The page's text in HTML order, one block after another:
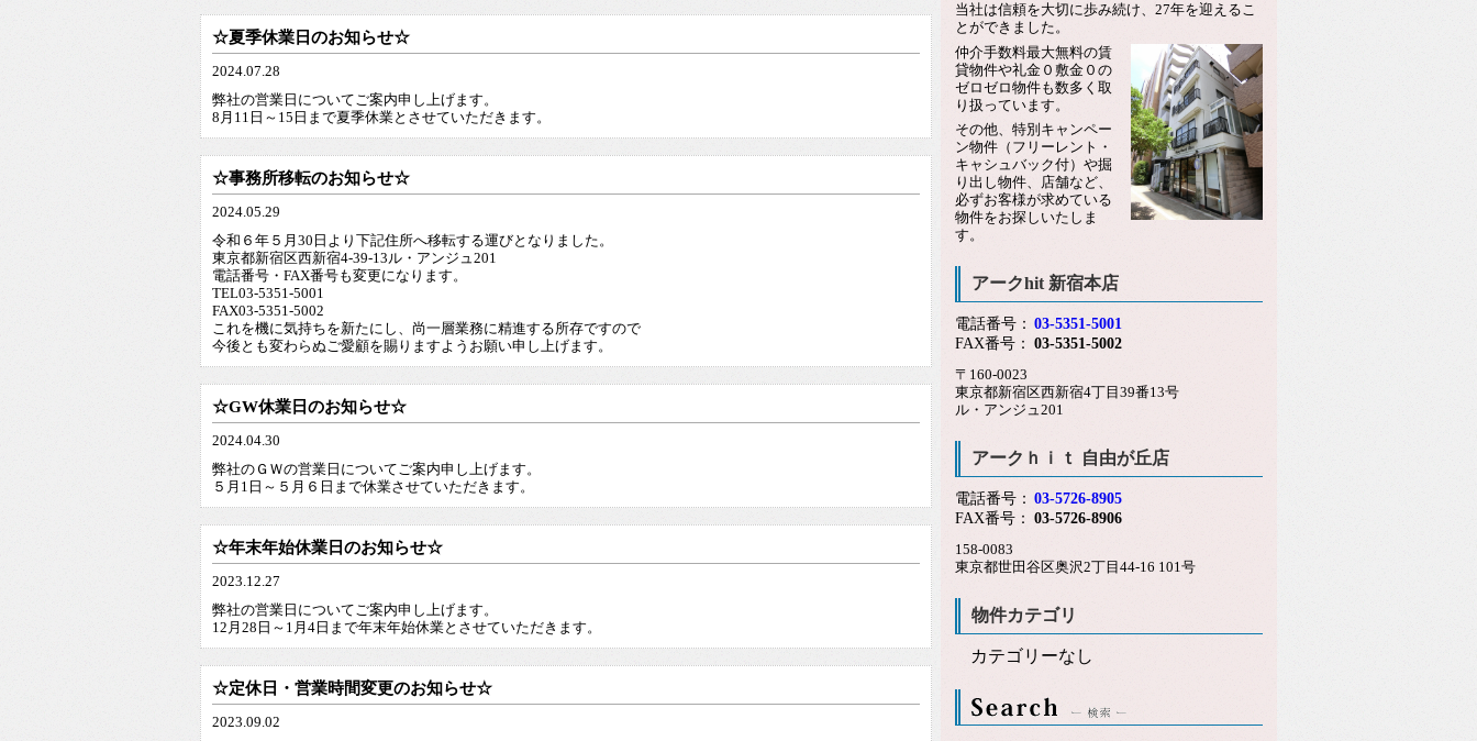
☆夏季休業日のお知らせ☆
2024.07.28
弊社の営業日についてご案内申し上げます。
8月11日～15日まで夏季休業とさせていただきます。
☆事務所移転のお知らせ☆
2024.05.29
令和６年５月30日より下記住所へ移転する運びとなりました。
東京都新宿区西新宿4-39-13ル・アンジュ201
電話番号・FAX番号も変更になります。
TEL03-5351-5001
FAX03-5351-5002
これを機に気持ちを新たにし、尚一層業務に精進する所存ですので
今後とも変わらぬご愛顧を賜りますようお願い申し上げます。
☆GW休業日のお知らせ☆
2024.04.30
弊社のＧＷの営業日についてご案内申し上げます。
５月1日～５月６日まで休業させていただきます。
☆年末年始休業日のお知らせ☆
2023.12.27
弊社の営業日についてご案内申し上げます。
12月28日～1月4日まで年末年始休業とさせていただきます。
☆定休日・営業時間変更のお知らせ☆
2023.09.02
当社は信頼を大切に歩み続け、27年を迎えるこ
とができました。
仲介手数料最大無料の賃
貸物件や礼金０敷金０の
ゼロゼロ物件も数多く取
り扱っています。
その他、特別キャンペー
ン物件（フリーレント・
キャシュバック付）や掘
り出し物件、店舗など、
必ずお客様が求めている
物件をお探しいたしま
す。
アークhit 新宿本店
電話番号： 03-5351-5001
FAX番号： 03-5351-5002
〒160-0023
東京都新宿区西新宿4丁目39番13号
ル・アンジュ201
アークｈｉｔ 自由が丘店
電話番号： 03-5726-8905
FAX番号： 03-5726-8906
158-0083
東京都世田谷区奥沢2丁目44-16 101号
物件カテゴリ
カテゴリーなし